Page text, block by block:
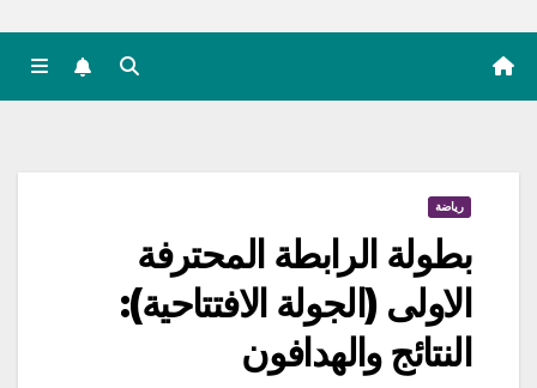
رياضة
بطولة الرابطة المحترفة
الاولى (الجولة الافتتاحية):
النتائج والهدافون